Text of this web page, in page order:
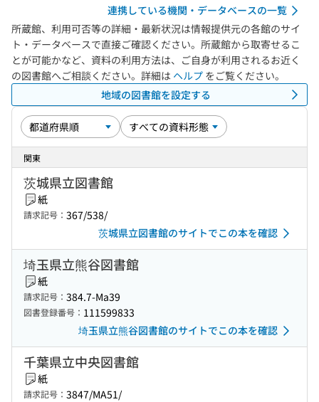
連携している機関・データベースの一覧
所蔵館、利用可否等の詳細・最新状況は情報提供元の各館のサイ
ト・データベースで直接ご確認ください。所蔵館から取寄せるこ
とが可能かなど、資料の利用方法は、ご自身が利用されるお近く
の図書館へご相談ください。詳細は ヘルプ をご覧ください。
地域の図書館を設定する
関東
茨城県立図書館
紙
請求記号： 367/538/
茨城県立図書館のサイトでこの本を確認
埼玉県立熊谷図書館
紙
請求記号： 384.7-Ma39
図書登録番号： 111599833
埼玉県立熊谷図書館のサイトでこの本を確認
千葉県立中央図書館
紙
請求記号： 3847/MA51/